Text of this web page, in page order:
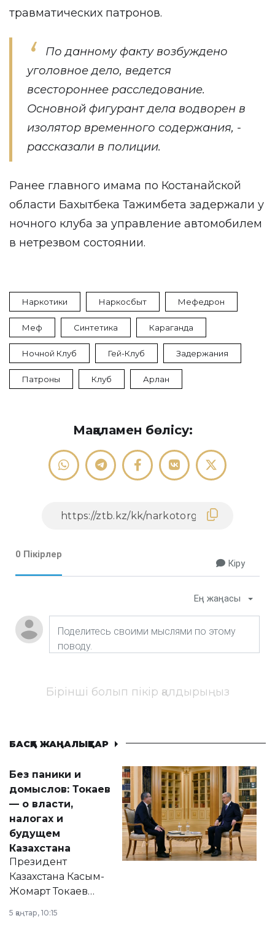
травматических патронов.
По данному факту возбуждено
уголовное дело, ведется
всестороннее расследование.
Основной фигурант дела водворен в
изолятор временного содержания, -
рассказали в полиции.
Ранее главного имама по Костанайской
области Бахытбека Тажимбета задержали у
ночного клуба за управление автомобилем
в нетрезвом состоянии.
Наркотики Наркосбыт Мефедрон
Меф Синтетика Караганда
Ночной Клуб Гей-Клуб Задержания
Патроны Клуб Арлан
Мақаламен бөлісу:
0 Пікірлер
Кіру
Ең жаңасы
Бірінші болып пікір қалдырыңыз
БАСҚА ЖАҢАЛЫҚТАР
Без паники и
домыслов: Токаев
— о власти,
налогах и
будущем
Казахстана
Президент
Казахстана Касым-
Жомарт Токаев
сразу несколько
5 қаңтар, 10:15